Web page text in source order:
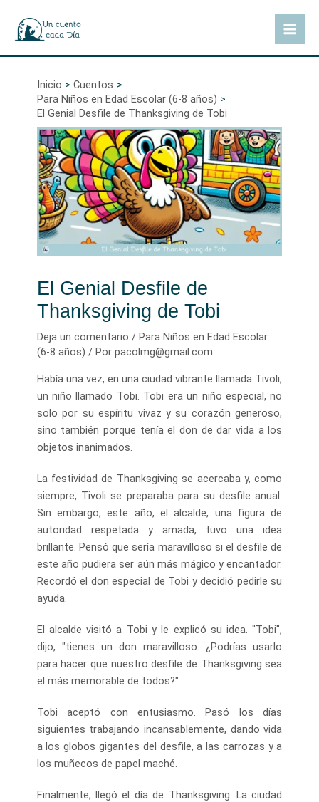
contenido
Inicio
Cuentos
Para Niños en Edad Escolar (6-8 años)
El Genial Desfile de Thanksgiving de Tobi
El Genial Desfile de
Thanksgiving de Tobi
Deja un comentario / Para Niños en Edad Escolar
(6-8 años) / Por pacolmg@gmail.com
Había una vez, en una ciudad vibrante llamada Tivoli,
un niño llamado Tobi. Tobi era un niño especial, no
solo por su espíritu vivaz y su corazón generoso,
sino también porque tenía el don de dar vida a los
objetos inanimados.
La festividad de Thanksgiving se acercaba y, como
siempre, Tivoli se preparaba para su desfile anual.
Sin embargo, este año, el alcalde, una figura de
autoridad respetada y amada, tuvo una idea
brillante. Pensó que sería maravilloso si el desfile de
este año pudiera ser aún más mágico y encantador.
Recordó el don especial de Tobi y decidió pedirle su
ayuda.
El alcalde visitó a Tobi y le explicó su idea. "Tobi",
dijo, "tienes un don maravilloso. ¿Podrías usarlo
para hacer que nuestro desfile de Thanksgiving sea
el más memorable de todos?".
Tobi aceptó con entusiasmo. Pasó los días
siguientes trabajando incansablemente, dando vida
a los globos gigantes del desfile, a las carrozas y a
los muñecos de papel maché.
Finalmente, llegó el día de Thanksgiving. La ciudad